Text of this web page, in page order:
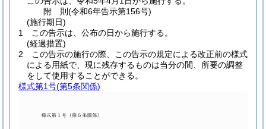
附 則(令和6年告示第156号)
(施行期日)
1
この告示は、公布の日から施行する。
(経過措置)
2
この告示の施行の際、この告示の規定による改正前の様式
による用紙で、現に残存するものは当分の間、所要の調整
をして使用することができる。
様式第1号(第5条関係)